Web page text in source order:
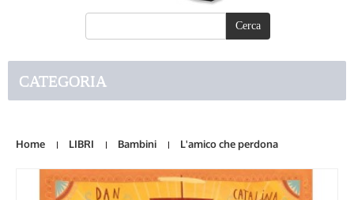
CATEGORIA
Home LIBRI Bambini L'amico che perdona